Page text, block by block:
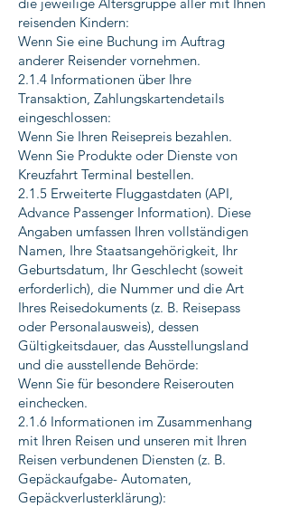
reisenden Kindern:
Wenn Sie eine Buchung im Auftrag
anderer Reisender vornehmen.
2.1.4 Informationen über Ihre
Transaktion, Zahlungskartendetails
eingeschlossen:
Wenn Sie Ihren Reisepreis bezahlen.
Wenn Sie Produkte oder Dienste von
Kreuzfahrt Terminal bestellen.
2.1.5 Erweiterte Fluggastdaten (API,
Advance Passenger Information). Diese
Angaben umfassen Ihren vollständigen
Namen, Ihre Staatsangehörigkeit, Ihr
Geburtsdatum, Ihr Geschlecht (soweit
erforderlich), die Nummer und die Art
Ihres Reisedokuments (z. B. Reisepass
oder Personalausweis), dessen
Gültigkeitsdauer, das Ausstellungsland
und die ausstellende Behörde:
Wenn Sie für besondere Reiserouten
einchecken.
2.1.6 Informationen im Zusammenhang
mit Ihren Reisen und unseren mit Ihren
Reisen verbundenen Diensten (z. B.
Gepäckaufgabe- Automaten,
Gepäckverlusterklärung):